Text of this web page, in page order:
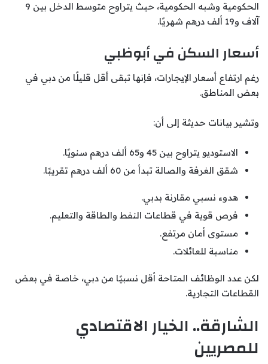
الحكومية وشبه الحكومية، حيث يتراوح متوسط الدخل بين 9
آلاف و19 ألف درهم شهريًا.
أسعار السكن في أبوظبي
رغم ارتفاع أسعار الإيجارات، فإنها تبقى أقل قليلًا من دبي في
بعض المناطق.
وتشير بيانات حديثة إلى أن:
الاستوديو يتراوح بين 45 و65 ألف درهم سنويًا.
شقق الغرفة والصالة تبدأ من 60 ألف درهم تقريبًا.
هدوء نسبي مقارنة بدبي.
فرص قوية في قطاعات النفط والطاقة والتعليم.
مستوى أمان مرتفع.
مناسبة للعائلات.
لكن عدد الوظائف المتاحة أقل نسبيًا من دبي، خاصة في بعض
القطاعات التجارية.
الشارقة.. الخيار الاقتصادي
للمصريين